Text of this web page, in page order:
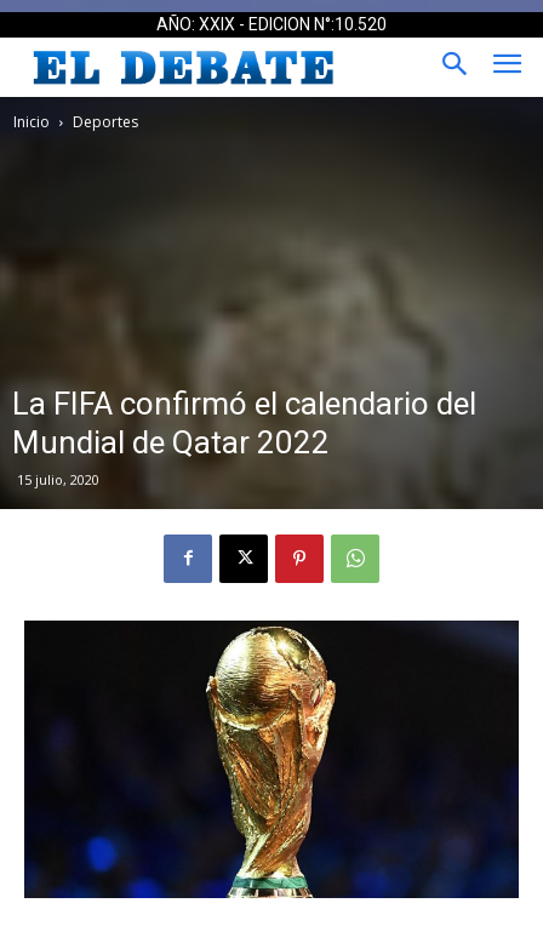
AÑO: XXIX - EDICION N°:10.520
Inicio Deportes
La FIFA confirmó el calendario del
Mundial de Qatar 2022
15 julio, 2020